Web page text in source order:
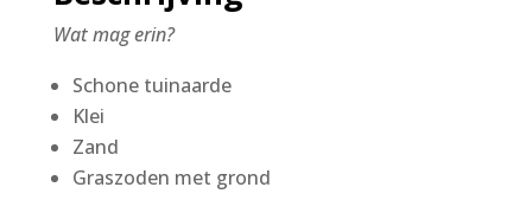
Wat mag erin?
Schone tuinaarde
Klei
Zand
Graszoden met grond